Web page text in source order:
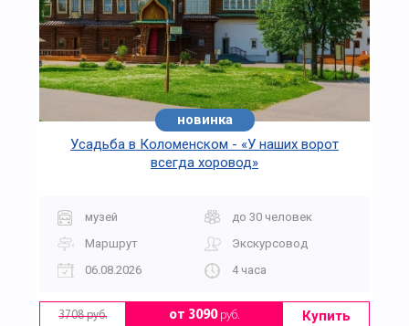
новинка
Усадьба в Коломенском - «У наших ворот
всегда хоровод»
музей
до 30 человек
Маршрут
Экскурсовод
06.08.2026
4 часа
3708 руб. от 3090руб. Купить